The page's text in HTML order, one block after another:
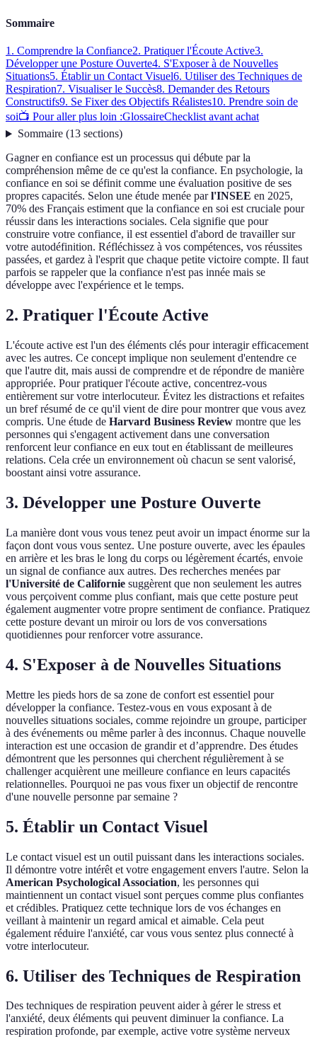
Sommaire
1. Comprendre la Confiance2. Pratiquer l'Écoute Active3.
Développer une Posture Ouverte4. S'Exposer à de Nouvelles
Situations5. Établir un Contact Visuel6. Utiliser des Techniques de
Respiration7. Visualiser le Succès8. Demander des Retours
Constructifs9. Se Fixer des Objectifs Réalistes10. Prendre soin de
soi📺 Pour aller plus loin :GlossaireChecklist avant achat
Sommaire(13 sections)
Gagner en confiance est un processus qui débute par la
compréhension même de ce qu'est la confiance. En psychologie, la
confiance en soi se définit comme une évaluation positive de ses
propres capacités. Selon une étude menée parl'INSEE en 2025,
70% des Français estiment que la confiance en soi est cruciale pour
réussir dans les interactions sociales. Cela signifie que pour
construire votre confiance, il est essentiel d'abord de travailler sur
votre autodéfinition. Réfléchissez à vos compétences, vos réussites
passées, et gardez à l'esprit que chaque petite victoire compte. Il faut
parfois se rappeler que la confiance n'est pas innée mais se
développe avec l'expérience et le temps.
2. Pratiquer l'Écoute Active
L'écoute active est l'un des éléments clés pour interagir efficacement
avec les autres. Ce concept implique non seulement d'entendre ce
que l'autre dit, mais aussi de comprendre et de répondre de manière
appropriée. Pour pratiquer l'écoute active, concentrez-vous
entièrement sur votre interlocuteur. Évitez les distractions et refaites
un bref résumé de ce qu'il vient de dire pour montrer que vous avez
compris. Une étude de Harvard Business Review montre que les
personnes qui s'engagent activement dans une conversation
renforcent leur confiance en eux tout en établissant de meilleures
relations. Cela crée un environnement où chacun se sent valorisé,
boostant ainsi votre assurance.
3. Développer une Posture Ouverte
La manière dont vous vous tenez peut avoir un impact énorme sur la
façon dont vous vous sentez. Une posture ouverte, avec les épaules
en arrière et les bras le long du corps ou légèrement écartés, envoie
un signal de confiance aux autres. Des recherches menées par
l'Université de Californie suggèrent que non seulement les autres
vous perçoivent comme plus confiant, mais que cette posture peut
également augmenter votre propre sentiment de confiance. Pratiquez
cette posture devant un miroir ou lors de vos conversations
quotidiennes pour renforcer votre assurance.
4. S'Exposer à de Nouvelles Situations
Mettre les pieds hors de sa zone de confort est essentiel pour
développer la confiance. Testez-vous en vous exposant à de
nouvelles situations sociales, comme rejoindre un groupe, participer
à des événements ou même parler à des inconnus. Chaque nouvelle
interaction est une occasion de grandir et d’apprendre. Des études
démontrent que les personnes qui cherchent régulièrement à se
challenger acquièrent une meilleure confiance en leurs capacités
relationnelles. Pourquoi ne pas vous fixer un objectif de rencontre
d'une nouvelle personne par semaine ?
5. Établir un Contact Visuel
Le contact visuel est un outil puissant dans les interactions sociales.
Il démontre votre intérêt et votre engagement envers l'autre. Selon la
American Psychological Association, les personnes qui
maintiennent un contact visuel sont perçues comme plus confiantes
et crédibles. Pratiquez cette technique lors de vos échanges en
veillant à maintenir un regard amical et aimable. Cela peut
également réduire l'anxiété, car vous vous sentez plus connecté à
votre interlocuteur.
6. Utiliser des Techniques de Respiration
Des techniques de respiration peuvent aider à gérer le stress et
l'anxiété, deux éléments qui peuvent diminuer la confiance. La
respiration profonde, par exemple, active votre système nerveux